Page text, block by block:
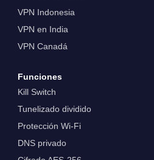
VPN Indonesia
VPN en India
VPN Canadá
Funciones
Kill Switch
Tunelizado dividido
Protección Wi-Fi
DNS privado